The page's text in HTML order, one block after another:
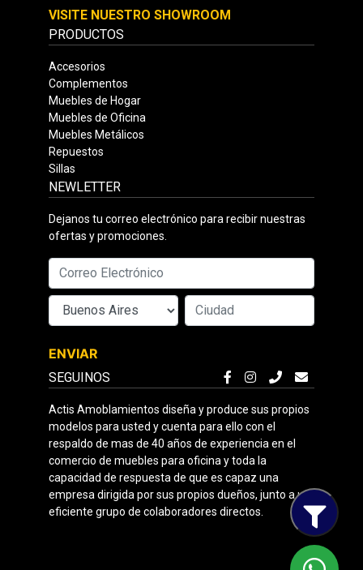
VISITE NUESTRO SHOWROOM
PRODUCTOS
Accesorios
Complementos
Muebles de Hogar
Muebles de Oficina
Muebles Metálicos
Repuestos
Sillas
NEWLETTER
Dejanos tu correo electrónico para recibir nuestras
ofertas y promociones.
ENVIAR
SEGUINOS
Actis Amoblamientos diseña y produce sus propios
modelos para usted y cuenta para ello con el
respaldo de mas de 40 años de experiencia en el
comercio de muebles para oficina y toda la
capacidad de respuesta de que es capaz una
empresa dirigida por sus propios dueños, junto a un
eficiente grupo de colaboradores directos.